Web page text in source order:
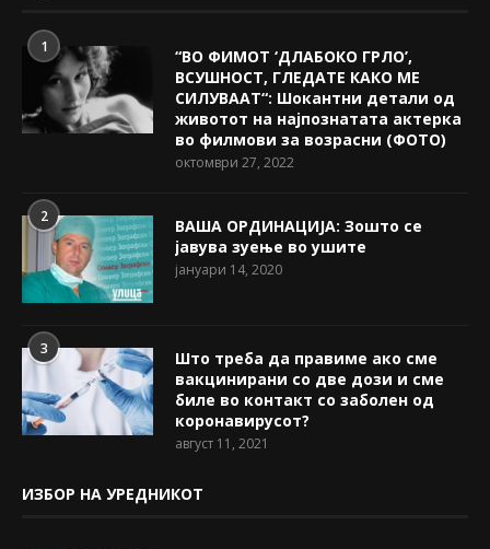
1
“ВО ФИМОТ ‘ДЛАБОКО ГРЛО’,
ВСУШНОСТ, ГЛЕДАТЕ КАКО МЕ
СИЛУВААТ“: Шокантни детали од
животот на најпознатата актерка
во филмови за возрасни (ФОТО)
октомври 27, 2022
2
ВАША ОРДИНАЦИЈА: Зошто се
јавува зуење во ушите
јануари 14, 2020
3
Што треба да правиме ако сме
вакцинирани со две дози и сме
биле во контакт со заболен од
коронавирусот?
август 11, 2021
ИЗБОР НА УРЕДНИКОТ